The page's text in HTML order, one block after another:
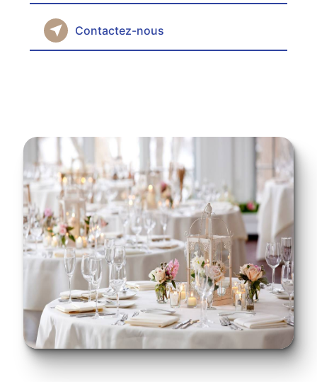
Contactez-nous